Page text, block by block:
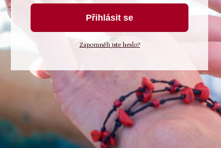
Přihlásit se
Zapomněli jste heslo?